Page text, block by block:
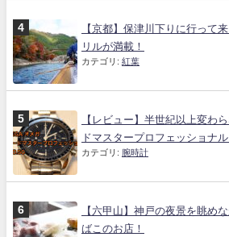
【京都】保津川下りに行って
リルが満載！
カテゴリ: 紅葉
【レビュー】半世紀以上変わ
ドマスタープロフェッショナル
カテゴリ: 腕時計
【六甲山】神戸の夜景を眺め
ばこのお店！